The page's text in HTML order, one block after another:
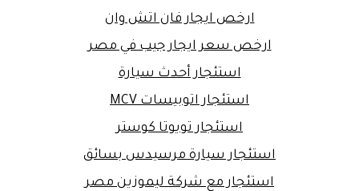
ارخص ايجار فان اتش وان
ارخص سعر ايجار جيب في مصر
استئجار أحدث سيارة
استئجار اتوبيسات MCV
استئجار تويوتا كوستر
استئجار سيارة مرسيدس بسائق
استئجار مع شركة ليموزين مصر